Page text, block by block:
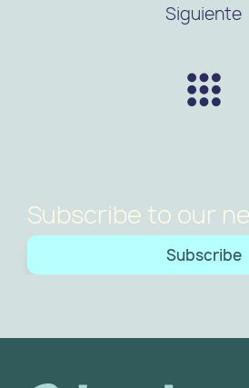
Siguiente
Subscribe to our
Subscribe